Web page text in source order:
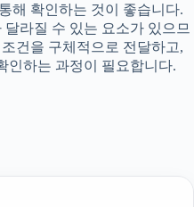
해 확인하는 것이 좋습니다.
라질 수 있는 요소가 있으므
건을 구체적으로 전달하고,
인하는 과정이 필요합니다.